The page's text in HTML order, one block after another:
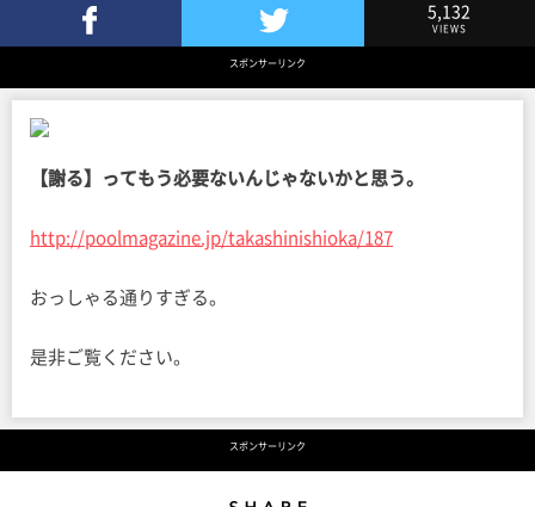
Twitterでツイート
5,132
VIEWS
スポンサーリンク
【謝る】ってもう必要ないんじゃないかと思う。
http://poolmagazine.jp/takashinishioka/187
おっしゃる通りすぎる。
是非ご覧ください。
スポンサーリンク